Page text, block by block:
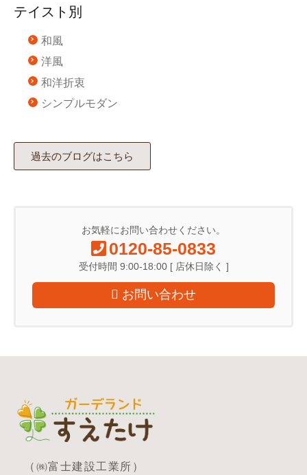
テイスト別
和風
洋風
和洋折衷
シンプルモダン
過去のブログはこちら
お気軽にお問い合わせください。
0120-85-0833
受付時間 9:00-18:00 [ 店休日除く ]
お問い合わせ
（㈱富士建設工業所）